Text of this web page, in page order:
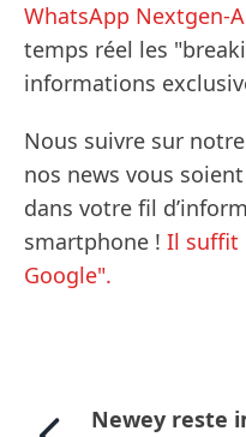
WhatsApp Nextgen-
temps réel les
informations
Nous suivre sur
nos news vous
dans votre fil
smartphone ! Il suffit
Google".
Newey reste